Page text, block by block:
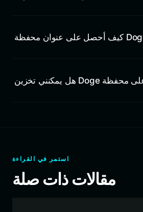
استمر في القراءة
مقالات ذات صلة